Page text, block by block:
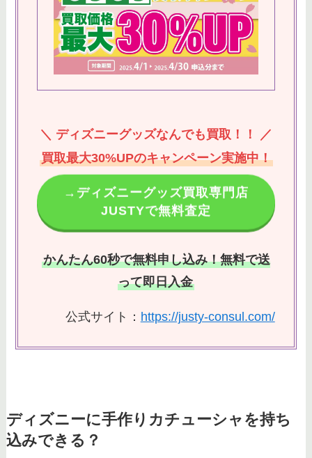
＼ ディズニーグッズなんでも買取！！ ／
買取最大30%UPのキャンペーン実施中！
→ディズニーグッズ買取専門店
JUSTYで無料査定
かんたん60秒で無料申し込み！無料で送
って即日入金
公式サイト： https://justy-consul.com/
ディズニーに手作りカチューシャを持ち
込みできる？